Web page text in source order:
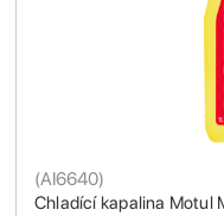
Chladící kapalina Motul
(AI6640)